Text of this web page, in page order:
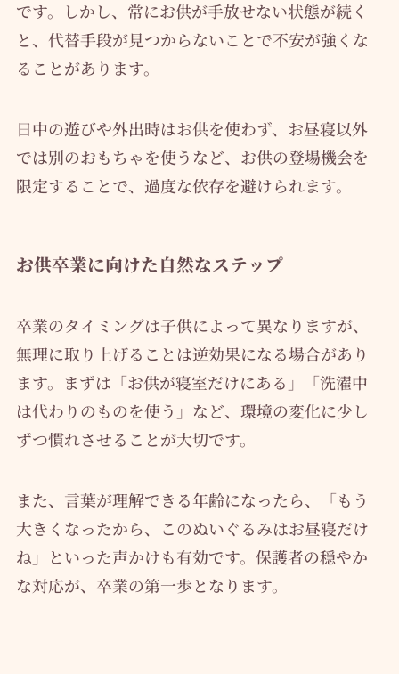
です。しかし、常にお供が手放せない状態が続く
と、代替手段が見つからないことで不安が強くな
ることがあります。
日中の遊びや外出時はお供を使わず、お昼寝以外
では別のおもちゃを使うなど、お供の登場機会を
限定することで、過度な依存を避けられます。
お供卒業に向けた自然なステップ
卒業のタイミングは子供によって異なりますが、
無理に取り上げることは逆効果になる場合があり
ます。まずは「お供が寝室だけにある」「洗濯中
は代わりのものを使う」など、環境の変化に少し
ずつ慣れさせることが大切です。
また、言葉が理解できる年齢になったら、「もう
大きくなったから、このぬいぐるみはお昼寝だけ
ね」といった声かけも有効です。保護者の穏やか
な対応が、卒業の第一歩となります。